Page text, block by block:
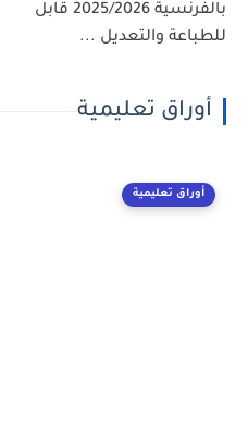
بالفرنسية 2025/2026 قابل
للطباعة والتعديل ...
أوراق تعليمية
أوراق تعليمية